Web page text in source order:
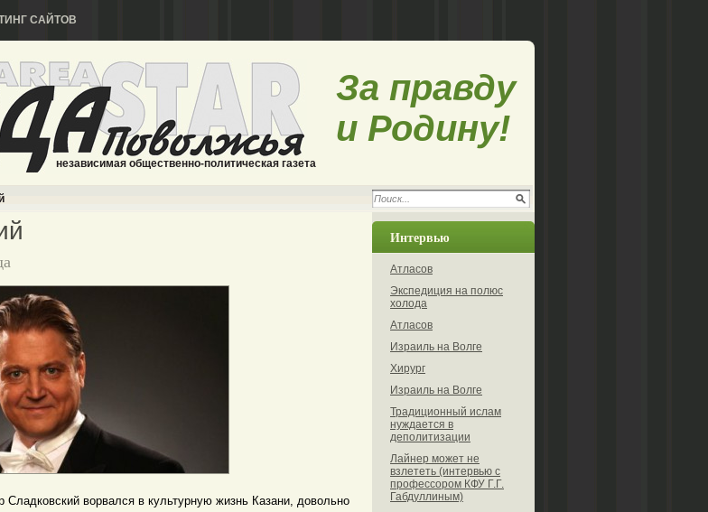
САЙТОВ
независимая общественно-политическая газета
За правду
и Родину!
ворвался в культурную жизнь Казани, довольно
Интервью
Атласов
Экспедиция на полюс
холода
Атласов
Израиль на Волге
Хирург
Израиль на Волге
Традиционный ислам
нуждается в
деполитизации
Лайнер может не
взлететь (интервью с
профессором КФУ Г.Г.
Габдуллиным)